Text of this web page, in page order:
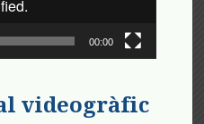
00:00
videogràfic